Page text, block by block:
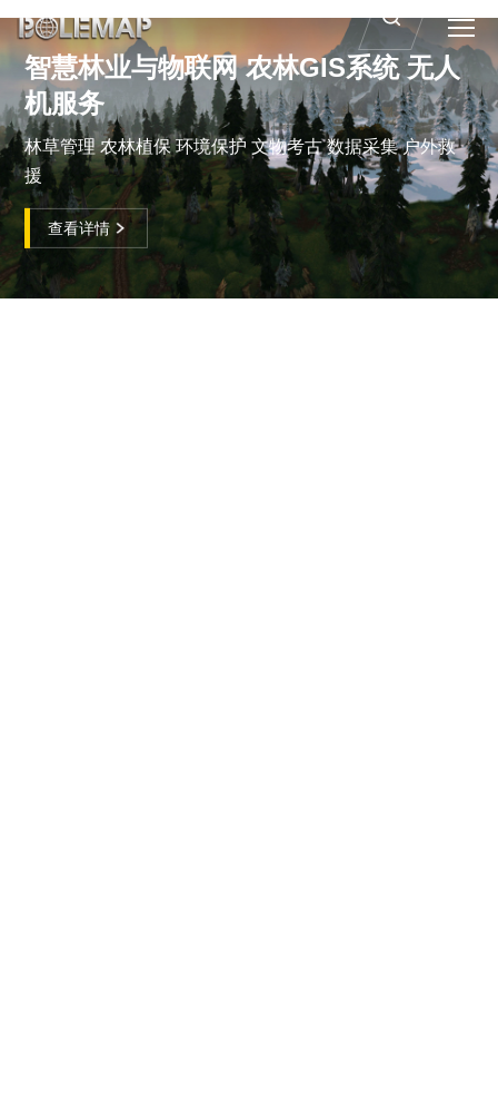
智慧林业与物联网 农林GIS系统 无人
机服务
林草管理 农林植保 环境保护 文物考古 数据采集 户外救
援
查看详情